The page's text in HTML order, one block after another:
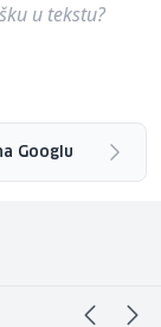
u tekstu?
Googlu